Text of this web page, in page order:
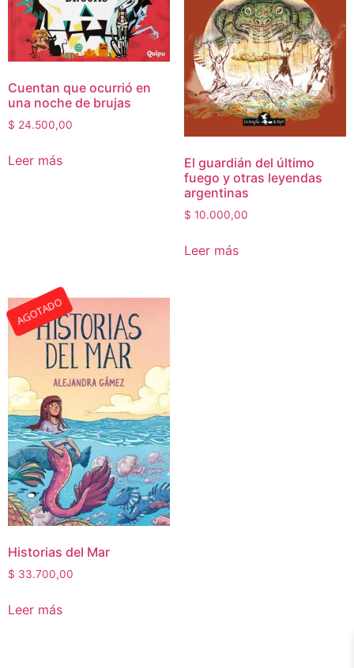
Cuentan que ocurrió en
una noche de brujas
$ 24.500,00
Leer más
El guardián del último
fuego y otras leyendas
argentinas
$ 10.000,00
Leer más
AGOTADO
Historias del Mar
$ 33.700,00
Leer más